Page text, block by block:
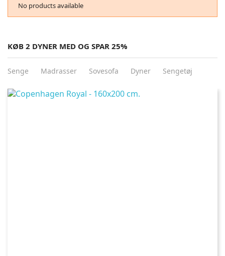
No products available
KØB 2 DYNER MED OG SPAR 25%
Senge Madrasser Sovesofa Dyner Sengetøj